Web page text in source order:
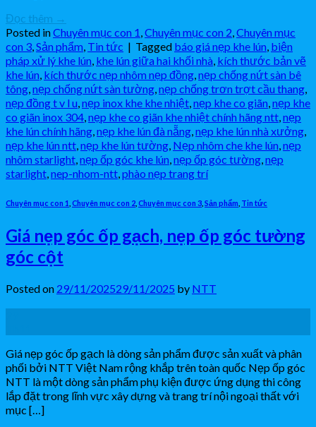
Đọc thêm →
Posted inChuyên mục con 1,Chuyên mục con 2,Chuyên mục
con 3,Sản phẩm, Tin tức | Tagged báo giá nẹp khe lún, biện
pháp xử lý khe lún, khe lún giữa hai khối nhà, kích thước bản vẽ
khe lún, kích thước nẹp nhôm nẹp đồng,nẹp chống nứt sàn bê
tông,nẹp chống nứt sàn tường,nẹp chống trơn trợt cầu thang,
nẹp đồng t v l u,nẹp inox khe khe nhiệt,nẹp khe co giãn,nẹp khe
co giãn inox 304,nẹp khe co giãn khe nhiệt chính hãng ntt,nẹp
khe lún chính hãng,nẹp khe lún đà nẵng,nẹp khe lún nhà xưởng,
nẹp khe lún ntt,nẹp khe lún tường, Nẹp nhôm che khe lún,nẹp
nhôm starlight,nẹp ốp góc khe lún,nẹp ốp góc tường,nẹp
starlight,nep-nhom-ntt,phào nẹp trang trí
Chuyên mục con 1 Chuyên mục con 2 Chuyên mục con 3 Sản phẩm Tin tức
Giá nẹp góc ốp gạch, nẹp ốp góc tường
góc cột
Posted on 29/11/202529/11/2025 by NTT
Giá nẹp góc ốp gạch là dòng sản phẩm được sản xuất và phân
phối bởi NTT Việt Nam rộng khắp trên toàn quốc Nẹp ốp góc
NTT là một dòng sản phẩm phụ kiện được ứng dụng thi công
lắp đặt trong lĩnh vực xây dựng và trang trí nội ngoại thất với
mục […]